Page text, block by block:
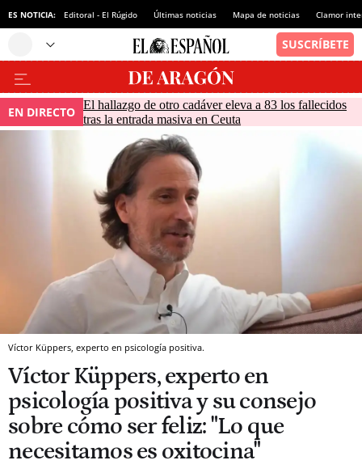
ES NOTICIA: Editoral - El Rúgido Últimas noticias Mapa de noticias Clamor
EN DIRECTO El hallazgo de otro cadáver eleva a 83 los fallecidos
tras la entrada masiva en Ceuta
Víctor Küppers, experto en psicología positiva.
Víctor Küppers, experto en
psicología positiva y su consejo
sobre cómo ser feliz: "Lo que
necesitamos es oxitocina"